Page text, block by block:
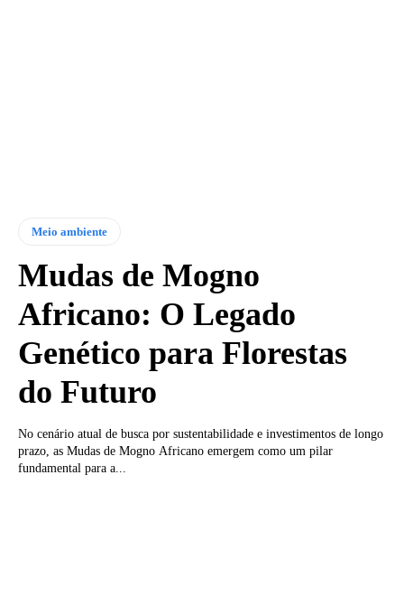
Meio ambiente
Mudas de Mogno
Africano: O Legado
Genético para Florestas
do Futuro
No cenário atual de busca por sustentabilidade e investimentos de longo
prazo, as Mudas de Mogno Africano emergem como um pilar
fundamental para a...